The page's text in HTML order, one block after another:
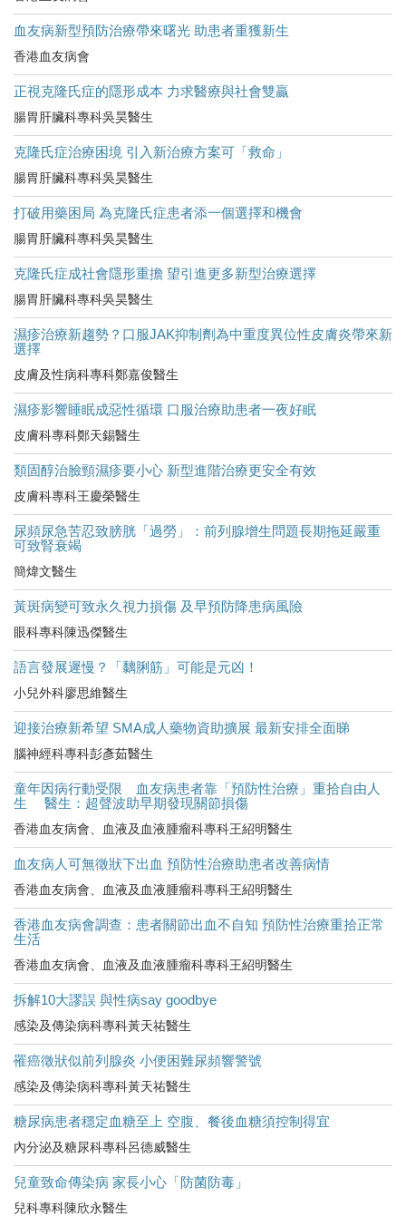
血友病新型預防治療帶來曙光 助患者重獲新生
香港血友病會
正視克隆氏症的隱形成本 力求醫療與社會雙贏
腸胃肝臟科專科吳昊醫生
克隆氏症治療困境 引入新治療方案可「救命」
腸胃肝臟科專科吳昊醫生
打破用藥困局 為克隆氏症患者添一個選擇和機會
腸胃肝臟科專科吳昊醫生
克隆氏症成社會隱形重擔 望引進更多新型治療選擇
腸胃肝臟科專科吳昊醫生
濕疹治療新趨勢？口服JAK抑制劑為中重度異位性皮膚炎帶來新
選擇
皮膚及性病科專科鄭嘉俊醫生
濕疹影響睡眠成惡性循環 口服治療助患者一夜好眠
皮膚科專科鄭天錫醫生
類固醇治臉頸濕疹要小心 新型進階治療更安全有效
皮膚科專科王慶榮醫生
尿頻尿急苦忍致膀胱「過勞」：前列腺增生問題長期拖延嚴重
可致腎衰竭
簡煒文醫生
黃斑病變可致永久視力損傷 及早預防降患病風險
眼科專科陳迅傑醫生
語言發展遲慢？「黐脷筋」可能是元凶！
小兒外科廖思維醫生
迎接治療新希望 SMA成人藥物資助擴展 最新安排全面睇
腦神經科專科彭彥茹醫生
童年因病行動受限 血友病患者靠「預防性治療」重拾自由人
生 醫生：超聲波助早期發現關節損傷
香港血友病會、血液及血液腫瘤科專科王紹明醫生
血友病人可無徵狀下出血 預防性治療助患者改善病情
香港血友病會、血液及血液腫瘤科專科王紹明醫生
香港血友病會調查：患者關節出血不自知 預防性治療重拾正常
生活
香港血友病會、血液及血液腫瘤科專科王紹明醫生
拆解10大謬誤 與性病say goodbye
感染及傳染病科專科黃天祐醫生
罹癌徵狀似前列腺炎 小便困難尿頻響警號
感染及傳染病科專科黃天祐醫生
糖尿病患者穩定血糖至上 空腹、餐後血糖須控制得宜
內分泌及糖尿科專科呂德威醫生
兒童致命傳染病 家長小心「防菌防毒」
兒科專科陳欣永醫生